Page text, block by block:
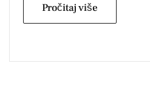
Pročitaj više